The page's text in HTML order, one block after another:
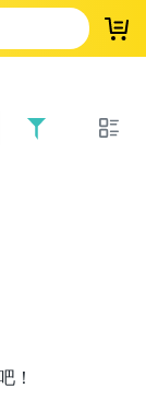
登
！